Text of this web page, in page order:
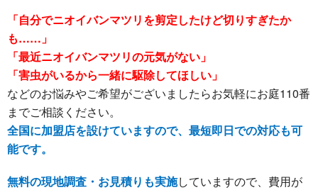
「自分でニオイバンマツリを剪定したけど切りすぎたか
も……」
「最近ニオイバンマツリの元気がない」
「害虫がいるから一緒に駆除してほしい」
などのお悩みやご希望がございましたらお気軽にお庭110番
までご相談ください。
全国に加盟店を設けていますので、最短即日での対応も可
能です。
無料の現地調査・お見積りも実施していますので、費用が